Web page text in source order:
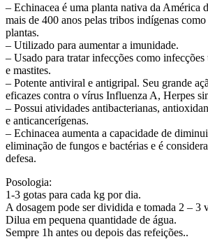
– Echinacea é uma planta nativa da América
mais de 400 anos pelas tribos indígenas
plantas.
– Utilizado para aumentar a imunidade.
– Usado para tratar infecções como
e mastites.
– Potente antiviral e antigripal. Seu grande
eficazes contra o vírus Influenza A, Herpes
– Possui atividades antibacterianas,
e anticancerígenas.
– Echinacea aumenta a capacidade de
eliminação de fungos e bactérias e é
defesa.
Posologia:
1-3 gotas para cada kg por dia.
A dosagem pode ser dividida e tomada 2 – 3
Dilua em pequena quantidade de água.
Sempre 1h antes ou depois das refeições..